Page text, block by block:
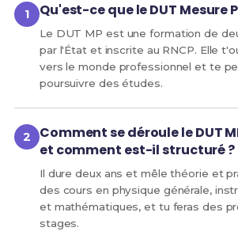
Qu'est-ce que le DUT Mesure
Le DUT MP est une formation de
par l'État et inscrite au RNCP. Elle
vers le monde professionnel et te
poursuivre des études.
Comment se déroule le DUT
et comment est-il structuré ?
Il dure deux ans et mêle théorie et
des cours en physique générale,
et mathématiques, et tu feras des
stages.